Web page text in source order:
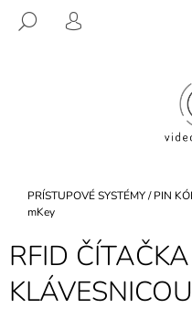
HĽADAŤ
PRIHLÁSENIE
Domov
PRÍSTUPOVÉ SYSTÉMY/ PIN
mKey
RFID
T
R
E
B
U